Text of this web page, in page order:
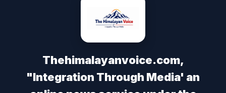
Thehimalayanvoice.com,
"Integration Through Media' an